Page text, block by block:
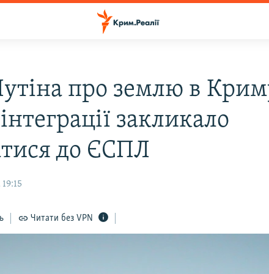
про землю в
закликало
до ЄСПЛ
Читати без VPN